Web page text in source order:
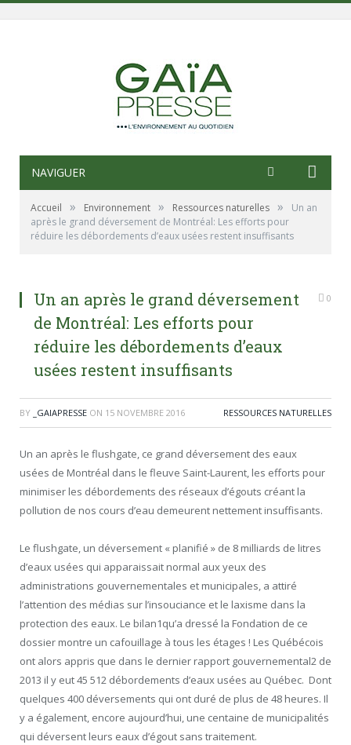
NAVIGUER
Accueil » Environnement » Ressources naturelles »
Un an
après le grand déversement de Montréal: Les efforts pour
réduire les débordements d’eaux usées restent insuffisants
Un an après le grand déversement
de Montréal: Les efforts pour
réduire les débordements d’eaux
usées restent insuffisants
0
BY _GAIAPRESSE ON 15 NOVEMBRE 2016 RESSOURCES NATURELLES
Un an après le flushgate, ce grand déversement des eaux
usées de Montréal dans le fleuve Saint-Laurent, les efforts pour
minimiser les débordements des réseaux d’égouts créant la
pollution de nos cours d’eau demeurent nettement insuffisants.
Le flushgate, un déversement « planifié » de 8 milliards de litres
d’eaux usées qui apparaissait normal aux yeux des
administrations gouvernementales et municipales, a attiré
l’attention des médias sur l’insouciance et le laxisme dans la
protection des eaux. Le bilan1qu’a dressé la Fondation de ce
dossier montre un cafouillage à tous les étages ! Les Québécois
ont alors appris que dans le dernier rapport gouvernemental2 de
2013 il y eut 45 512 débordements d’eaux usées au Québec. Dont
quelques 400 déversements qui ont duré de plus de 48 heures. Il
y a également, encore aujourd’hui, une centaine de municipalités
qui déversent leurs eaux d’égout sans traitement.